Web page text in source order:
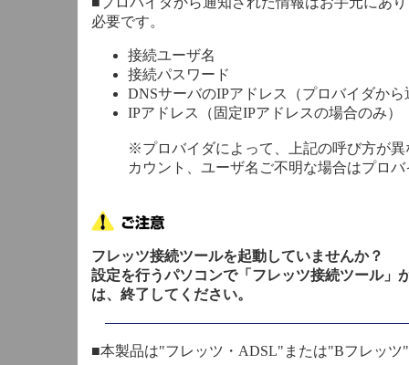
必要です。
接続ユーザ名
接続パスワード
DNSサーバのIPアドレス（プロバイダか
IPアドレス（固定IPアドレスの場合のみ）
※プロバイダによって、上記の呼び方が
カウント、ユーザ名ご不明な場合はプロ
フレッツ接続ツールを起動していませんか？
設定を行うパソコンで「フレッツ接続ツール」
は、終了してください。
■本製品は"フレッツ・ADSL"または"Bフレッ